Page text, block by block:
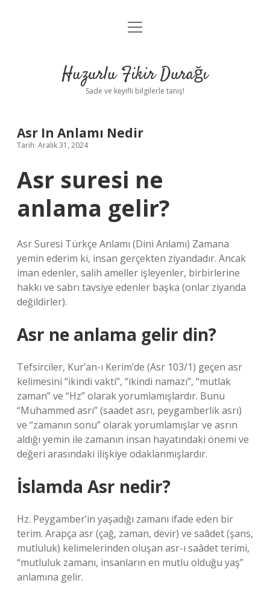
Anasayfa
Yasal Uyarı
menüyü
Huzurlu Fikir Durağı
Sade ve keyifli bilgilerle tanış!
Asr In Anlamı Nedir
Tarih: Aralık 31, 2024
Asr suresi ne
anlama gelir?
Asr Suresi Türkçe Anlamı (Dini Anlamı) Zamana
yemin ederim ki, insan gerçekten ziyandadır. Ancak
iman edenler, salih ameller işleyenler, birbirlerine
hakkı ve sabrı tavsiye edenler başka (onlar ziyanda
değildirler).
Asr ne anlama gelir din?
Tefsirciler, Kur’an-ı Kerim’de (Asr 103/1) geçen asr
kelimesini “ikindi vakti”, “ikindi namazı”, “mutlak
zaman” ve “Hz” olarak yorumlamışlardır. Bunu
“Muhammed asrı” (saadet asrı, peygamberlik asrı)
ve “zamanın sonu” olarak yorumlamışlar ve asrın
aldığı yemin ile zamanın insan hayatındaki önemi ve
değeri arasındaki ilişkiye odaklanmışlardır.
İslamda Asr nedir?
Hz. Peygamber’in yaşadığı zamanı ifade eden bir
terim. Arapça asr (çağ, zaman, devir) ve saâdet (şans,
mutluluk) kelimelerinden oluşan asr-ı saâdet terimi,
“mutluluk zamanı, insanların en mutlu olduğu yaş”
anlamına gelir.